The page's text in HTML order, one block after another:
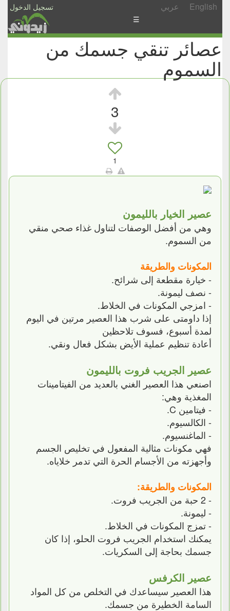
تسجيل الدخول عربي English
الأخبار
والمشاركات
☰
عصائر تنقي جسمك من
السموم
3
1
عصير الخيار بالليمون
وهي من أفضل الوصفات لتناول غذاء صحي منقي
من السموم.
المكونات والطريقة
- خيارة مقطعة إلى شرائح.
- نصف ليمونة.
- امزجي المكونات في الخلاط.
إذا داومتى على شرب هذا العصير مرتين في اليوم
لمدة أسبوع، فسوف تلاحظين
أعادة تنظيم عملية الأيض بشكل فعال ونقي.
عصير الجريب فروت بالليمون
اصنعي هذا العصير الغني بالعديد من الفيتامينات
المغذية وهي:
- فيتامين C.
- الكالسيوم.
- الماغنسيوم.
فهي مكونات مثالية المفعول في تخليص الجسم
وأجهزته من الأجسام الحرة التي تدمر خلاياه.
المكونات والطريقة:
- 2 حبة من الجريب فروت.
- ليمونة.
- تمزج المكونات في الخلاط.
يمكنك استخدام الجريب فروت الحلو، إذا كان
جسمك بحاجة إلى السكريات.
عصير الكرفس
هذا العصير سيساعدك في التخلص من كل المواد
السامة الخطيرة من جسمك.